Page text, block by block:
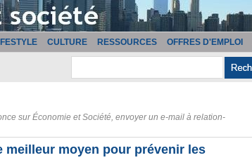
CULTURE RESSOURCES OFFRES D'EMPLOI
sur Économie et Société, envoyer un e-mail à relation-
meilleur moyen pour prévenir les